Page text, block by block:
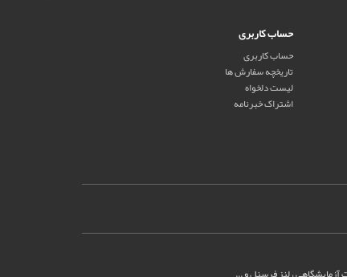
حساب کاربری
حساب کاربری
تاریخچه سفارش ها
لیست دلخواه
اشتراک خبرنامه